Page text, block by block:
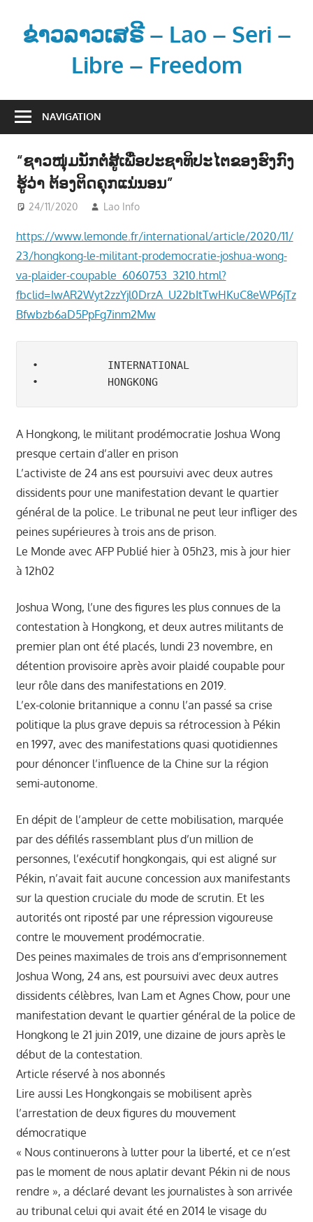
contentຂ່າວລາວເສຣີ – Lao – Seri –
Libre – Freedom
າ
ະ
ຂໍ້
ນ
ຂ່
າ
ວ
ສ
NAVIGATION
“ຊາວໜຸ່ມນັກຕໍ່ສູ້ເພື່ອປະຊາທິປະໄຕຂອງຮົງກົງ
ຮູ້ວ່າ ຕ້ອງຕິດຄຸກແນ່ນອນ”
24/11/2020 Lao Info
https://www.lemonde.fr/international/article/2020/11/
23/hongkong-le-militant-prodemocratie-joshua-wong-
va-plaider-coupable_6060753_3210.html?
fbclid=IwAR2Wyt2zzYjl0DrzA_U22bItTwHKuC8eWP6jTz
Bfwbzb6aD5PpFg7inm2Mw
•           INTERNATIONAL
•           HONGKONG
A Hongkong, le militant prodémocratie Joshua Wong
presque certain d’aller en prison
L’activiste de 24 ans est poursuivi avec deux autres
dissidents pour une manifestation devant le quartier
général de la police. Le tribunal ne peut leur infliger des
peines supérieures à trois ans de prison.
Le Monde avec AFP Publié hier à 05h23, mis à jour hier
à 12h02
Joshua Wong, l’une des figures les plus connues de la
contestation à Hongkong, et deux autres militants de
premier plan ont été placés, lundi 23 novembre, en
détention provisoire après avoir plaidé coupable pour
leur rôle dans des manifestations en 2019.
L’ex-colonie britannique a connu l’an passé sa crise
politique la plus grave depuis sa rétrocession à Pékin
en 1997, avec des manifestations quasi quotidiennes
pour dénoncer l’influence de la Chine sur la région
semi-autonome.
En dépit de l’ampleur de cette mobilisation, marquée
par des défilés rassemblant plus d’un million de
personnes, l’exécutif hongkongais, qui est aligné sur
Pékin, n’avait fait aucune concession aux manifestants
sur la question cruciale du mode de scrutin. Et les
autorités ont riposté par une répression vigoureuse
contre le mouvement prodémocratie.
Des peines maximales de trois ans d’emprisonnement
Joshua Wong, 24 ans, est poursuivi avec deux autres
dissidents célèbres, Ivan Lam et Agnes Chow, pour une
manifestation devant le quartier général de la police de
Hongkong le 21 juin 2019, une dizaine de jours après le
début de la contestation.
Article réservé à nos abonnés
Lire aussi Les Hongkongais se mobilisent après
l’arrestation de deux figures du mouvement
démocratique
« Nous continuerons à lutter pour la liberté, et ce n’est
pas le moment de nous aplatir devant Pékin ni de nous
rendre », a déclaré devant les journalistes à son arrivée
au tribunal celui qui avait été en 2014 le visage du